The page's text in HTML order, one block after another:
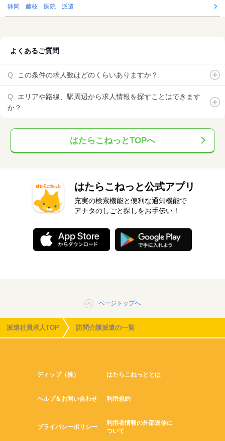
静岡 藤枝 医院 派遣
よくあるご質問
この条件の求人数はどのくらいありますか？
エリアや路線、駅周辺から求人情報を探すことはできます
か？
はたらこねっとTOPへ
はたらこねっと公式アプリ
充実の検索機能と便利な通知機能で
アナタのしごと探しをお手伝い！
ページトップへ
派遣社員求人TOP 訪問介護派遣の一覧
ディップ（株） はたらこねっととは
ヘルプ＆お問い合わせ 利用規約
プライバシーポリシー
利用者情報の外部送信に
ついて